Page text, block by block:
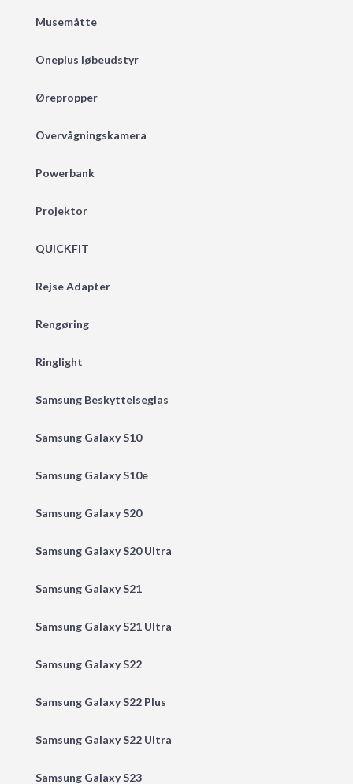
Musemåtte
Oneplus løbeudstyr
Ørepropper
Overvågningskamera
Powerbank
Projektor
QUICKFIT
Rejse Adapter
Rengøring
Ringlight
Samsung Beskyttelseglas
Samsung Galaxy S10
Samsung Galaxy S10e
Samsung Galaxy S20
Samsung Galaxy S20 Ultra
Samsung Galaxy S21
Samsung Galaxy S21 Ultra
Samsung Galaxy S22
Samsung Galaxy S22 Plus
Samsung Galaxy S22 Ultra
Samsung Galaxy S23